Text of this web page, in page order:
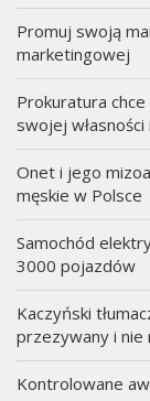
Promuj swoją
marketingowej
Prokuratura
swojej własności
Onet i jego
męskie w Polsce
Samochód
3000 pojazdów
Kaczyński
przezywany i nie
Kontrolowane